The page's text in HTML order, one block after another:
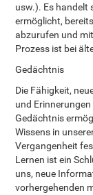
usw.). Es handelt
ermöglicht,
abzurufen und
Prozess ist bei
Gedächtnis
Die Fähigkeit,
und
Gedächtnis
Wissens in
Vergangenheit
Lernen ist ein
uns, neue
vorhergehenden